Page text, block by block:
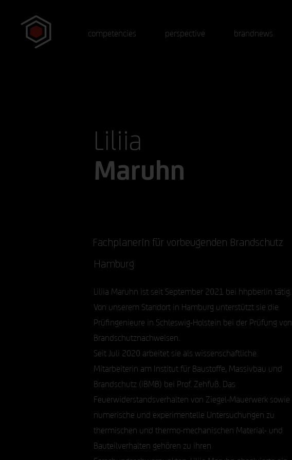
competencies perspective brandnews
Maruhn
Liliia
Fachplanerin für vorbeugenden Brandschutz
Hamburg
Liliia Maruhn ist seit September 2021 bei hhpberlin tätig.
Von unserem Standort in Hamburg unterstützt sie die
Prüfingenieure in Schleswig-Holstein bei der Prüfung von
Brandschutznachweisen.
Seit Juli 2020 arbeitet sie als wissenschaftliche
Mitarbeiterin am Institut für Baustoffe, Massivbau und
Brandschutz (iBMB) bei Prof. Zehfuß. Das
Feuerwiderstandsverhalten von Ziegel-Mauerwerk sowie
numerische und experimentelle Untersuchungen zu
thermischen und thermo-mechanischen Material- und
Bauteilverhalten gehören zu ihren